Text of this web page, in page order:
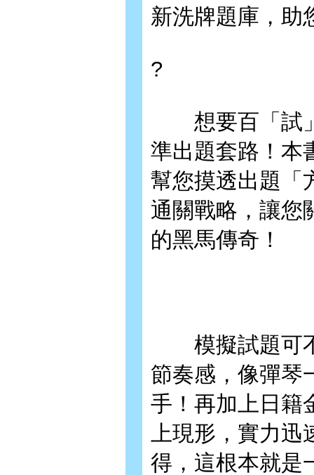
新洗牌題庫，助
?
想要百「試」
準出題套路！本
幫您摸透出題「
通關戰略，讓您
的黑馬傳奇！
模擬試題可不
節奏感，像彈琴
手！再加上日籍
上現形，實力迅
得，這根本就是